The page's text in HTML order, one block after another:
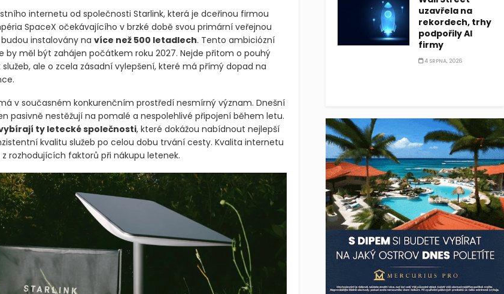
internetu od společnosti Starlink, která je dceřinou firmou
SpaceX očekávajícího v brzké době svou primární veřejnou
budou instalovány na více než 500 letadlech. Tento ambiciózní
by měl být zahájen počátkem roku 2027. Nejde přitom o pouhý
ale o zcela zásadní vylepšení, které má přímý dopad na
v současném konkurenčním prostředí nesmírný význam. Dnešní
pasivně nestěžují na pomalé a nespolehlivé připojení během letu.
ty letecké společnosti, které dokážou nabídnout nejlepší
kvalitu služeb po celou dobu trvání cesty. Kvalita internetu
rozhodujících faktorů při nákupu letenek.
uzavřela na
rekordech, trhy
podpořily AI
firmy
4 SRPNA, 2026